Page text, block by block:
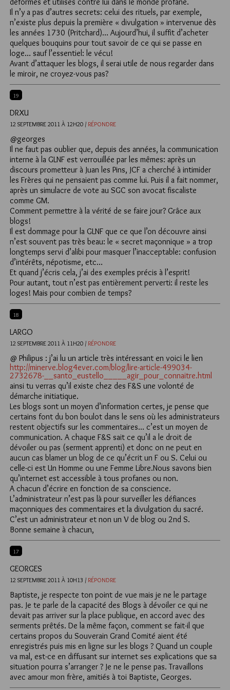
Il n’y a pas d’autres secrets: celui des rituels, par exemple,
n’existe plus depuis la première « divulgation » intervenue dès
les années 1730 (Pritchard)… Aujourd’hui, il suffit d’acheter
quelques bouquins pour tout savoir de ce qui se passe en
loge… sauf l’essentiel: le vécu!
Avant d’attaquer les blogs, il serai utile de nous regarder dans
le miroir, ne croyez-vous pas?
19
DRXU
12 SEPTEMBRE 2011 À 12H20 / RÉPONDRE
@georges
Il ne faut pas oublier que, depuis des années, la communication
interne à la GLNF est verrouillée par les mêmes: après un
discours prometteur à Juan les Pins, JCF a cherché à intimider
les Frères qui ne pensaient pas comme lui. Puis il a fait nommer,
après un simulacre de vote au SGC son avocat fiscaliste
comme GM.
Comment permettre à la vérité de se faire jour? Grâce aux
blogs!
Il est dommage pour la GLNF que ce que l’on découvre ainsi
n’est souvent pas très beau: le « secret maçonnique » a trop
longtemps servi d’alibi pour masquer l’inacceptable: confusion
d’intérêts, népotisme, etc…
Et quand j’écris cela, j’ai des exemples précis à l’esprit!
Pour autant, tout n’est pas entièrement perverti: il reste les
loges! Mais pour combien de temps?
18
LARGO
12 SEPTEMBRE 2011 À 11H20 / RÉPONDRE
@ Philipus : j’ai lu un article très intéressant en voici le lien
http://minerve.blog4ever.com/blog/lire-article-499034-
2732678-__santo_eustello_____agir_pour_connaitre.html
ainsi tu verras qu’il existe chez des F&S une volonté de
démarche initiatique.
Les blogs sont un moyen d’information certes, je pense que
certains font du bon boulot dans le sens où les administrateurs
restent objectifs sur les commentaires… c’est un moyen de
communication. A chaque F&S sait ce qu’il a le droit de
dévoiler ou pas (serment apprenti) et donc on ne peut en
aucun cas blamer un blog de ce qu’écrit un F ou S. Celui ou
celle-ci est Un Homme ou une Femme Libre.Nous savons bien
qu’internet est accessible à tous profanes ou non.
A chacun d’écrire en fonction de sa conscience.
L’administrateur n’est pas là pour surveiller les défiances
maçonniques des commentaires et la divulgation du sacré.
C’est un administrateur et non un V de blog ou 2nd S.
Bonne semaine à chacun,
17
GEORGES
12 SEPTEMBRE 2011 À 10H13 / RÉPONDRE
Baptiste, je respecte ton point de vue mais je ne le partage
pas. Je te parle de la capacité des Blogs à dévoiler ce qui ne
devait pas arriver sur la place publique, en accord avec des
serments prêtés. De la même façon, comment se fait-il que
certains propos du Souverain Grand Comité aient été
enregistrés puis mis en ligne sur les blogs ? Quand un couple
va mal, est-ce en diffusant sur internet ses explications que sa
situation pourra s’arranger ? Je ne le pense pas. Travaillons
avec amour mon frère, amitiés à toi Baptiste, Georges.